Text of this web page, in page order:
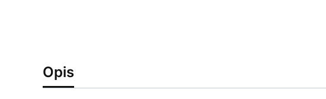
Opis